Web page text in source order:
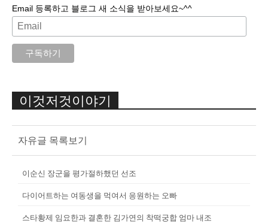
Email 등록하고 블로그 새 소식을 받아보세요~^^
이것저것이야기
자유글 목록보기
이순신 장군을 평가절하했던 선조
다이어트하는 여동생을 먹여서 응원하는 오빠
스타황제 임요한과 결혼한 김가연의 착떡궁합 엄마 내조